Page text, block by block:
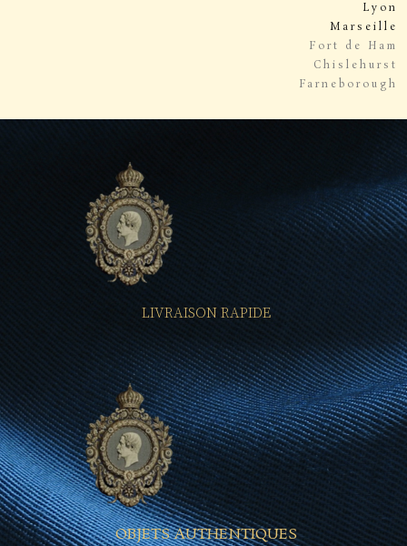
Lyon
Marseille
Fort de Ham
Chislehurst
Farneborough
LIVRAISON RAPIDE
OBJETS AUTHENTIQUES